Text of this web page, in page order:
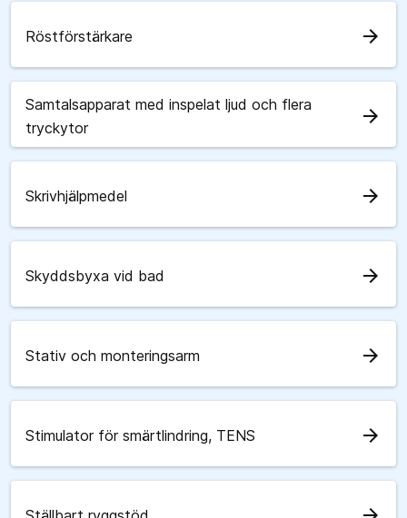
Röstförstärkare arrow_forward
Samtalsapparat med inspelat ljud och flera
tryckytor
arrow_forward
Skrivhjälpmedel arrow_forward
Skyddsbyxa vid bad arrow_forward
Stativ och monteringsarm arrow_forward
Stimulator för smärtlindring, TENS arrow_forward